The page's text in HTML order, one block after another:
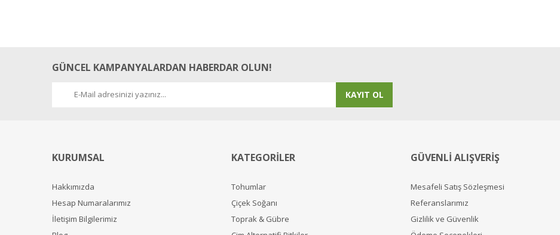
GÜNCEL KAMPANYALARDAN HABERDAR OLUN!
KAYIT OL
KURUMSAL
Hakkımızda
Hesap Numaralarımız
İletişim Bilgilerimiz
KATEGORİLER
Tohumlar
Çiçek Soğanı
Toprak & Gübre
GÜVENLİ ALIŞVERİŞ
Mesafeli Satış Sözleşmesi
Referanslarımız
Gizlilik ve Güvenlik